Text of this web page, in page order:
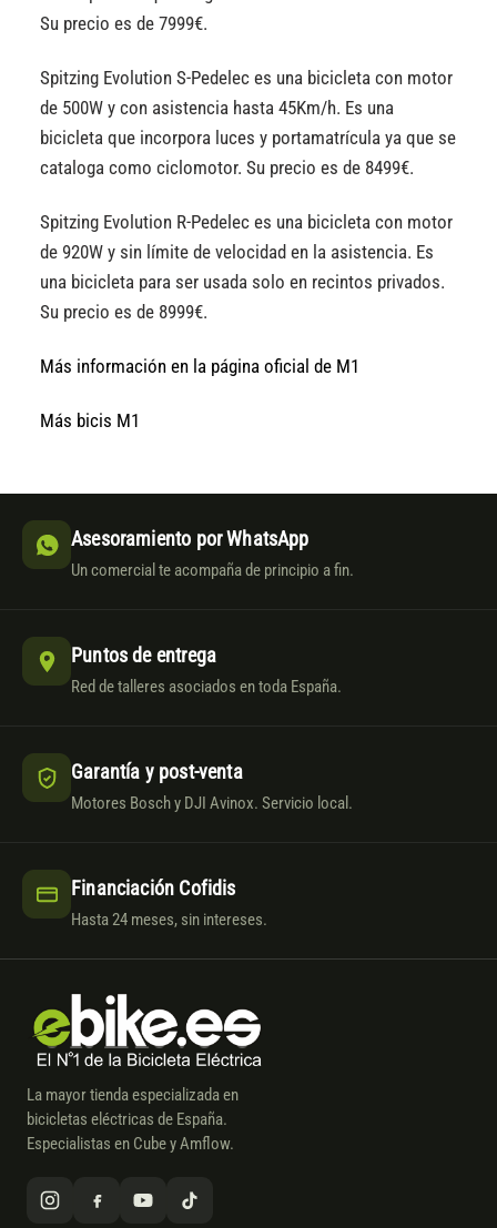
Su precio es de 7999€.
Spitzing Evolution S-Pedelec es una bicicleta con motor
de 500W y con asistencia hasta 45Km/h. Es una
bicicleta que incorpora luces y portamatrícula ya que se
cataloga como ciclomotor. Su precio es de 8499€.
Spitzing Evolution R-Pedelec es una bicicleta con motor
de 920W y sin límite de velocidad en la asistencia. Es
una bicicleta para ser usada solo en recintos privados.
Su precio es de 8999€.
Más información en la página oficial de M1
Más bicis M1
Asesoramiento por WhatsApp
Un comercial te acompaña de principio a fin.
Puntos de entrega
Red de talleres asociados en toda España.
Garantía y post-venta
Motores Bosch y DJI Avinox. Servicio local.
Financiación Cofidis
Hasta 24 meses, sin intereses.
La mayor tienda especializada en
bicicletas eléctricas de España.
Especialistas en Cube y Amflow.